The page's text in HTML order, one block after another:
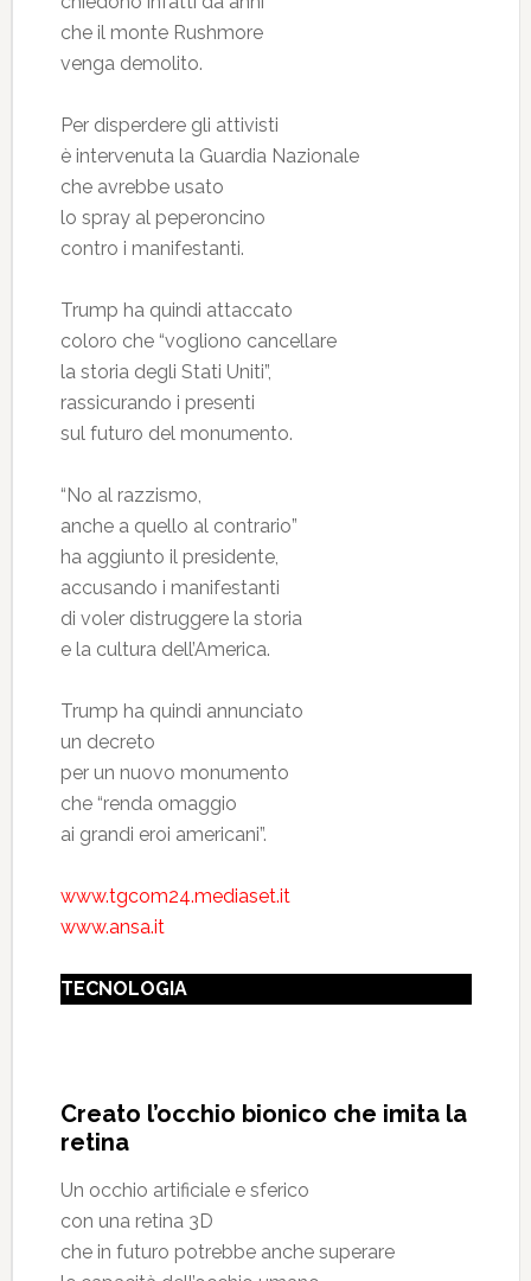
che il monte Rushmore
venga demolito.
Per disperdere gli attivisti
è intervenuta la Guardia Nazionale
che avrebbe usato
lo spray al peperoncino
contro i manifestanti.
Trump ha quindi attaccato
coloro che “vogliono cancellare
la storia degli Stati Uniti”,
rassicurando i presenti
sul futuro del monumento.
“No al razzismo,
anche a quello al contrario”
ha aggiunto il presidente,
accusando i manifestanti
di voler distruggere la storia
e la cultura dell’America.
Trump ha quindi annunciato
un decreto
per un nuovo monumento
che “renda omaggio
ai grandi eroi americani”.
www.tgcom24.mediaset.it
www.ansa.it
TECNOLOGIA
Creato l’occhio bionico che imita la
retina
Un occhio artificiale e sferico
con una retina 3D
che in futuro potrebbe anche superare